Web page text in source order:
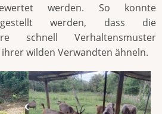
werden. So konnte
werden, dass die
schnell Verhaltensmuster
wilden Verwandten ähneln.